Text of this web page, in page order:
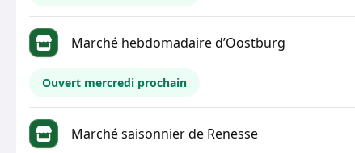
Marché hebdomadaire d’Oostburg
Ouvert mercredi prochain
Marché saisonnier de Renesse